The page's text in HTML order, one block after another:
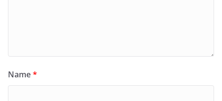
Name*